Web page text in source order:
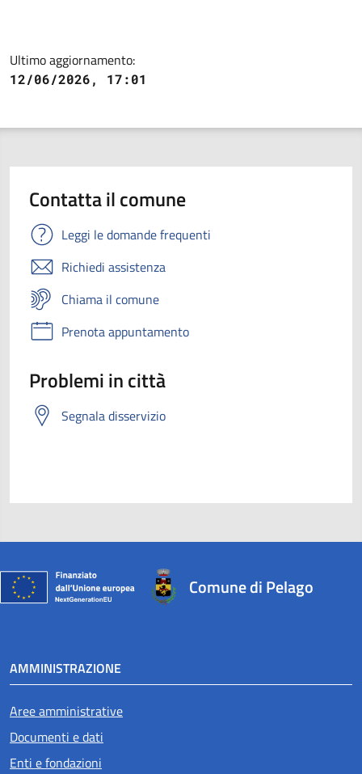
Ultimo aggiornamento:
12/06/2026, 17:01
Contatta il comune
Leggi le domande frequenti
Richiedi assistenza
Chiama il comune
Prenota appuntamento
Problemi in città
Segnala disservizio
Comune di Pelago
AMMINISTRAZIONE
Aree amministrative
Documenti e dati
Enti e fondazioni